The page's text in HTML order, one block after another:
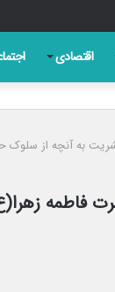
سرسختی هستند
اقتصادی
به آنچه از
فاطمه